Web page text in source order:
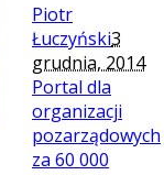
Piotr
Łuczyński3
grudnia, 2014
Portal dla
organizacji
pozarządowych
za 60 000